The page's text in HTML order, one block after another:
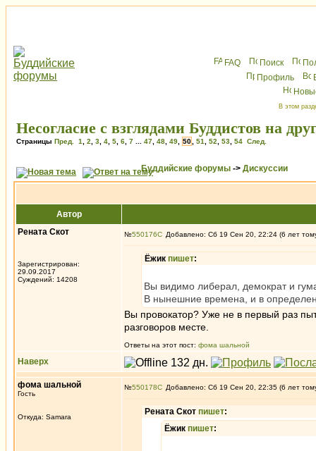
FAQ Поиск
Профиль
В этом
Несогласие с взглядами Буддистов на
Страницы Пред. 1 2 3 4 5 6 7 47 48 49 50 51 52 53 54 След.
Буддийские форумы -> Дискуссии
Автор
Рената Скот
Зарегистрирован:
29.09.2017
Суждений: 14208
№550176 Добавлено: Сб 19 Сен 20, 22:24 (6 лет
Ёжик пишет:
Вы видимо либерал, демократ и
В нынешние времена, и в
Вы провокатор? Уже не в первый раз
разговоров месте.
Ответы на этот пост: фома шальной
Наверх
фома шальной
Гость
Откуда: Samara
№550178 Добавлено: Сб 19 Сен 20, 22:35 (6 лет
Рената Скот пишет:
Ёжик пишет: